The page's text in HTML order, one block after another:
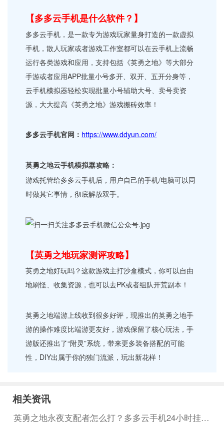
【多多云手机是什么软件？】
多多云手机，是一款专为游戏玩家量身打造的一款虚拟
手机，散人玩家或者游戏工作室都可以在云手机上流畅
运行各类游戏和应用，支持包括《英勇之地》等大部分
手游或者应用APP批量小号多开、双开、五开分身等，
云手机模拟器轻松实现批量小号辅助大号、卖号卖资
源，大大提高《英勇之地》游戏搬砖效率！
多多云手机官网： https://www.ddyun.com/
英勇之地云手机模拟器攻略：
游戏托管给多多云手机后，用户自己的手机/电脑可以同
时做其它事情，彻底解放双手。
【英勇之地玩家测评攻略】
英勇之地好玩吗？这款游戏主打沙盒模式，你可以自由
地刷怪、收集资源，也可以去PK或者组队开荒副本！
英勇之地端游上线收到很多好评，现推出的英勇之地手
游的操作难度比端游更友好，游戏保留了核心玩法，手
游版还推出了“附灵”系统，带来更多装备搭配的可能
性，DIY出属于你的独门流派，玩出新花样！
相关资讯
英勇之地永夜支配者怎么打？多多云手机24小时挂机助力通关！